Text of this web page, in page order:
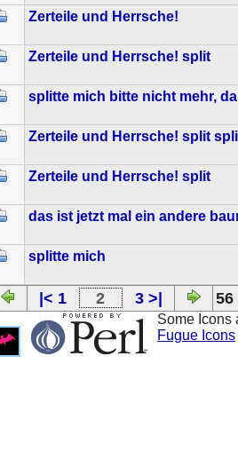
Zerteile und Herrsche!
Zerteile und Herrsche! split
splitte mich bitte nicht mehr,
Zerteile und Herrsche! split
Zerteile und Herrsche! split
das ist jetzt mal ein andere
splitte mich
|< 1 2 3 >|
Some Icons
Fugue Icons